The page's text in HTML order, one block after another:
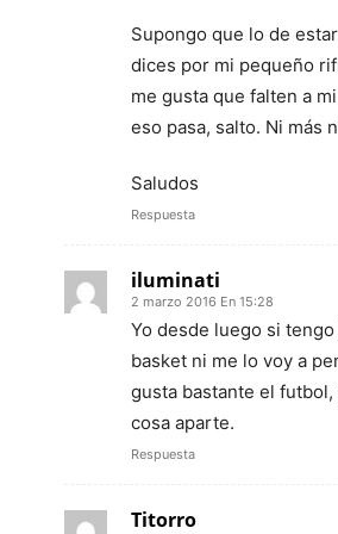
Supongo que lo de
dices por mi pequeño
me gusta que falten a
eso pasa, salto. Ni más
Saludos
Respuesta
iluminati
2 marzo 2016 En 15:28
Yo desde luego si
basket ni me lo voy a
gusta bastante el
cosa aparte.
Respuesta
Titorro